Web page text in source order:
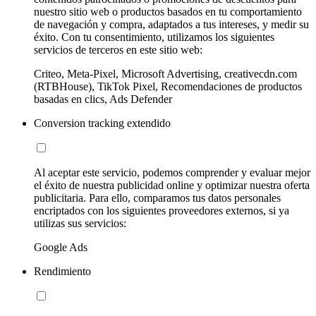
nuestro sitio web o productos basados en tu comportamiento
de navegación y compra, adaptados a tus intereses, y medir su
éxito. Con tu consentimiento, utilizamos los siguientes
servicios de terceros en este sitio web:
Criteo, Meta-Pixel, Microsoft Advertising, creativecdn.com
(RTBHouse), TikTok Pixel, Recomendaciones de productos
basadas en clics, Ads Defender
Conversion tracking extendido
Al aceptar este servicio, podemos comprender y evaluar mejor
el éxito de nuestra publicidad online y optimizar nuestra oferta
publicitaria. Para ello, comparamos tus datos personales
encriptados con los siguientes proveedores externos, si ya
utilizas sus servicios:
Google Ads
Rendimiento